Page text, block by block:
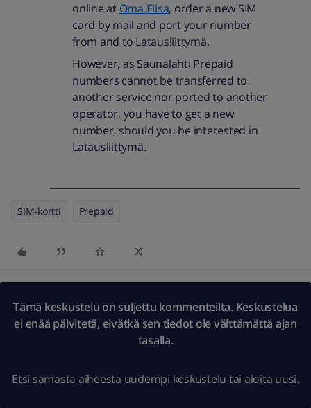
online at Oma Elisa, order a new SIM
card by mail and port your number
from and to Latausliittymä.
However, as Saunalahti Prepaid
numbers cannot be transferred to
another service nor ported to another
operator, you have to get a new
number, should you be interested in
Latausliittymä.
SIM-kortti Prepaid
Tämä keskustelu on suljettu kommenteilta. Keskustelua
ei enää päivitetä, eivätkä sen tiedot ole välttämättä ajan
tasalla.
Etsi samasta aiheesta uudempi keskustelu tai aloita uusi.